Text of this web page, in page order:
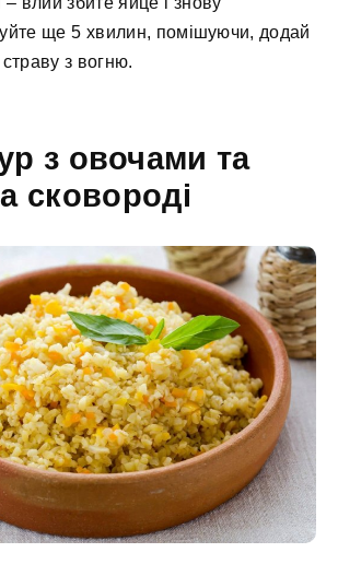
ще 5 хвилин, помішуючи, додай
страву з вогню.
з овочами та
сковороді